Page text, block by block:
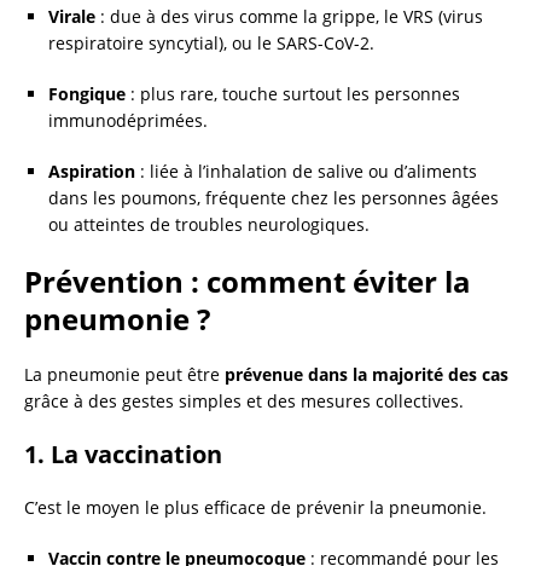
Virale : due à des virus comme la grippe, le VRS (virus
respiratoire syncytial), ou le SARS-CoV-2.
Fongique : plus rare, touche surtout les personnes
immunodéprimées.
Aspiration : liée à l’inhalation de salive ou d’aliments
dans les poumons, fréquente chez les personnes âgées
ou atteintes de troubles neurologiques.
Prévention : comment éviter la
pneumonie ?
La pneumonie peut être prévenue dans la majorité des cas
grâce à des gestes simples et des mesures collectives.
1. La vaccination
C’est le moyen le plus efficace de prévenir la pneumonie.
Vaccin contre le pneumocoque : recommandé pour les